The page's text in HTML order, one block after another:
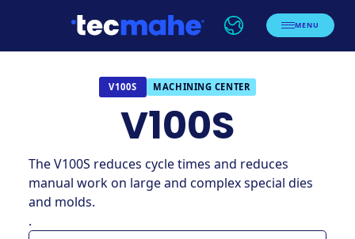
MENU
V100S MACHINING CENTER
V100S
The V100S reduces cycle times and reduces
manual work on large and complex special dies
and molds.
.